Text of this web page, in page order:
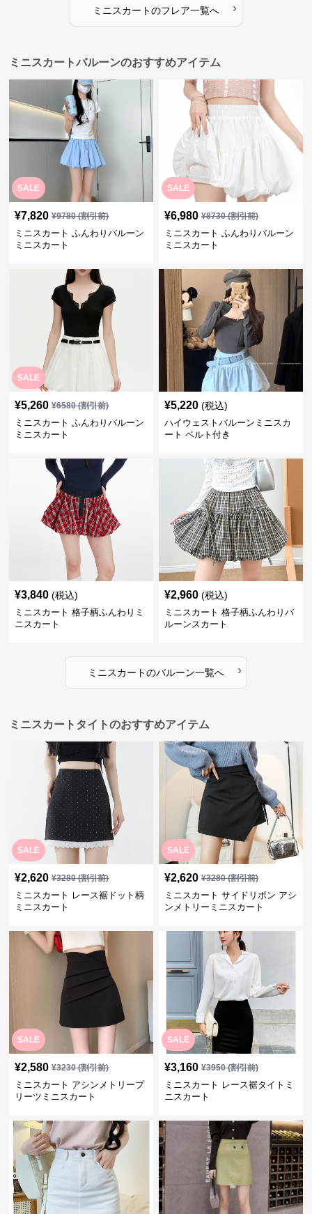
ミニスカートのフレア一覧へ ›
ミニスカートバルーンのおすすめアイテム
SALE
¥7,820 ¥9780(割引前)
ミニスカート ふんわりバルーン
ミニスカート
SALE
¥6,980 ¥8730(割引前)
ミニスカート ふんわりバルーン
ミニスカート
SALE
¥5,260 ¥6580(割引前)
ミニスカート ふんわりバルーン
ミニスカート
¥5,220 (税込)
ハイウェストバルーンミニスカ
ート ベルト付き
¥3,840 (税込)
ミニスカート 格子柄ふんわりミ
ニスカート
¥2,960 (税込)
ミニスカート 格子柄ふんわりバ
ルーンスカート
ミニスカートのバルーン一覧へ ›
ミニスカートタイトのおすすめアイテム
SALE
¥2,620 ¥3280(割引前)
ミニスカート レース裾ドット柄
ミニスカート
SALE
¥2,620 ¥3280(割引前)
ミニスカート サイドリボン アシ
ンメトリーミニスカート
SALE
¥2,580 ¥3230(割引前)
ミニスカート アシンメトリープ
リーツミニスカート
SALE
¥3,160 ¥3950(割引前)
ミニスカート レース裾タイトミ
ニスカート